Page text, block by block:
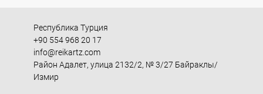
Республика Турция
+90 554 968 20 17
info@reikartz.com
Район Адалет, улица 2132/2, № 3/27 Байраклы/
Измир